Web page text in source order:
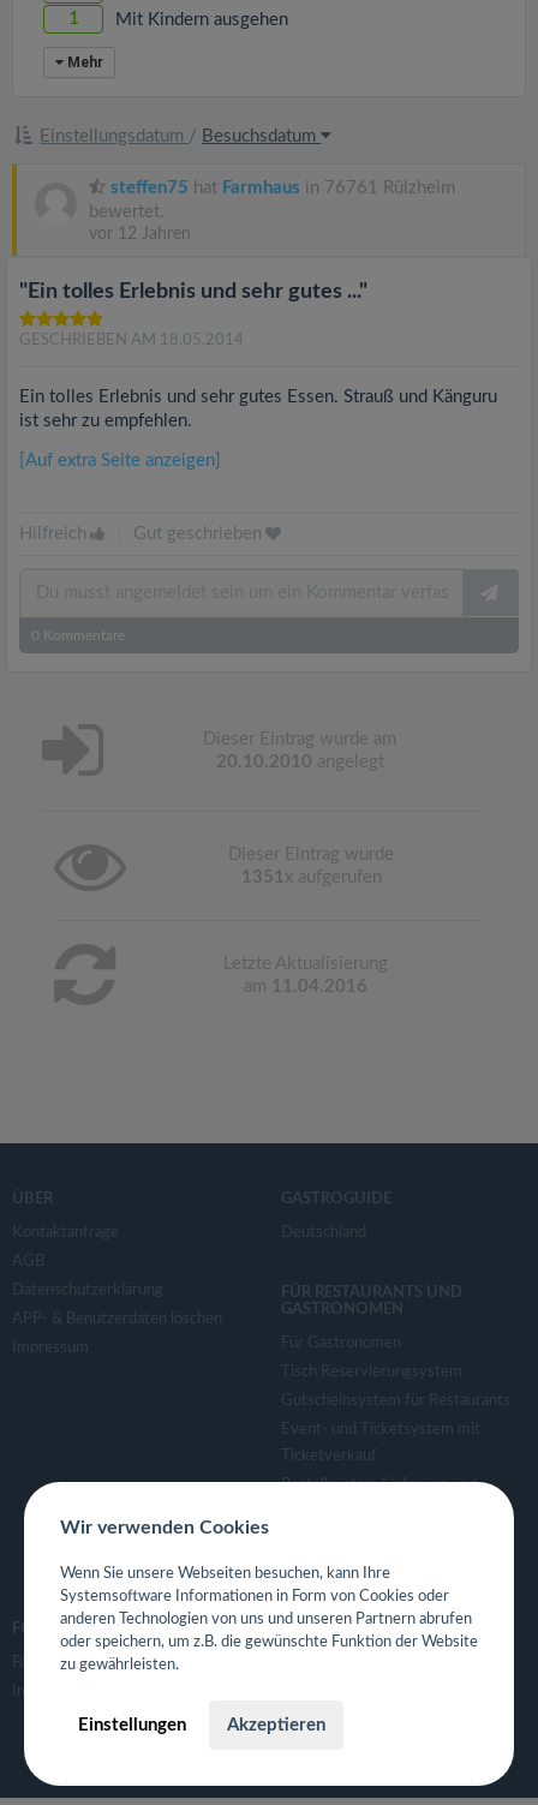
1 Mit Kindern ausgehen
Mehr
Einstellungsdatum / Besuchsdatum
steffen75 hat Farmhaus in 76761 Rülzheim
bewertet.
vor 12 Jahren
"Ein tolles Erlebnis und sehr gutes ..."
GESCHRIEBEN AM 18.05.2014
Ein tolles Erlebnis und sehr gutes Essen. Strauß und Känguru
ist sehr zu empfehlen.
[Auf extra Seite anzeigen]
Hilfreich Gut geschrieben
0 Kommentare
Dieser Eintrag wurde am
20.10.2010 angelegt
Dieser Eintrag wurde
1351 x aufgerufen
Letzte Aktualisierung
am 11.04.2016
ÜBER
Kontaktanfrage
AGB
Datenschutzerklärung
APP- & Benutzerdaten löschen
Impressum
GASTROGUIDE
Deutschland
FÜR RESTAURANTS UND
GASTRONOMEN
Für Gastronomen
Tisch Reservierungsystem
Gutscheinsystem für Restaurants
Event- und Ticketsystem mit
Ticketverkauf
Bestellsystem Lieferung und
Eigene App für Restaurant
FOLGE UNS
Facebook
Instagram
Wir verwenden Cookies
Wenn Sie unsere Webseiten besuchen, kann Ihre
Systemsoftware Informationen in Form von Cookies oder
anderen Technologien von uns und unseren Partnern abrufen
oder speichern, um z.B. die gewünschte Funktion der Website
zu gewährleisten.
Einstellungen Akzeptieren
o